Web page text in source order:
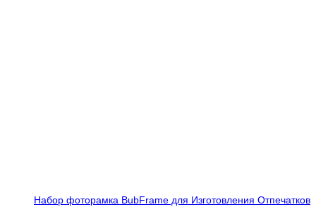
Набор фоторамка BubFrame для Изготовления Отпечатков